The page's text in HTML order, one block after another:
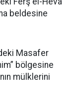
beldesine
Masafer
bölgesine
mülklerini